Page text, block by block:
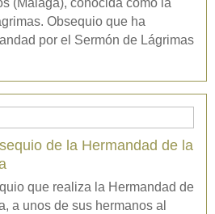
(Málaga), conocida como la
Obsequio que ha
por el Sermón de Lágrimas
de la Hermandad de la
que realiza la Hermandad de
a unos de sus hermanos al